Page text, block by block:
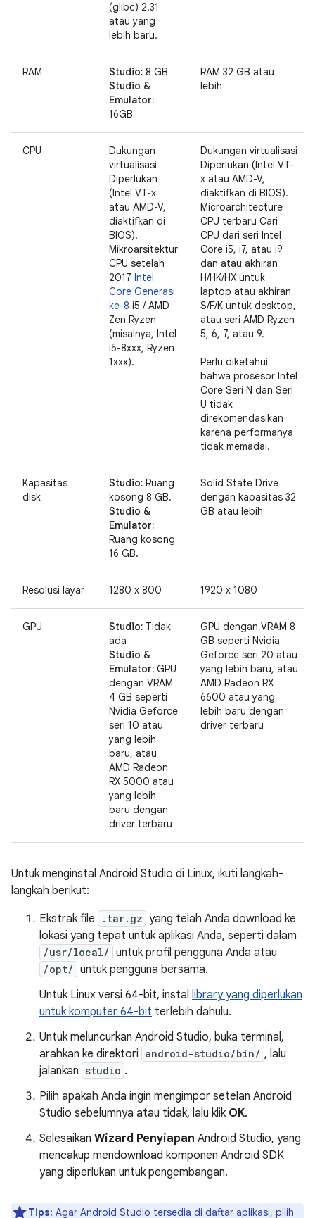
(glibc) 2.31
atau yang
lebih baru.
RAM Studio: 8 GB
Studio &
Emulator:
16GB
RAM 32 GB atau
lebih
CPU
Dukungan
virtualisasi
Diperlukan
(Intel VT-x
atau AMD-V,
diaktifkan di
BIOS).
Mikroarsitektur
CPU setelah
2017 Intel
Core Generasi
ke-8 i5 / AMD
Zen Ryzen
(misalnya, Intel
i5-8xxx, Ryzen
1xxx).
Dukungan virtualisasi
Diperlukan (Intel VT-
x atau AMD-V,
diaktifkan di BIOS).
Microarchitecture
CPU terbaru Cari
CPU dari seri Intel
Core i5, i7, atau i9
dan atau akhiran
H/HK/HX untuk
laptop atau akhiran
S/F/K untuk desktop,
atau seri AMD Ryzen
5, 6, 7, atau 9.
Perlu diketahui
bahwa prosesor Intel
Core Seri N dan Seri
U tidak
direkomendasikan
karena performanya
tidak memadai.
Kapasitas
disk
Studio: Ruang
kosong 8 GB.
Studio &
Emulator:
Ruang kosong
16 GB.
Solid State Drive
dengan kapasitas 32
GB atau lebih
Resolusi layar 1280 x 800 1920 x 1080
GPU Studio: Tidak
ada
Studio &
Emulator: GPU
dengan VRAM
4 GB seperti
Nvidia Geforce
seri 10 atau
yang lebih
baru, atau
AMD Radeon
RX 5000 atau
yang lebih
baru dengan
driver terbaru
GPU dengan VRAM 8
GB seperti Nvidia
Geforce seri 20 atau
yang lebih baru, atau
AMD Radeon RX
6600 atau yang
lebih baru dengan
driver terbaru
Untuk menginstal Android Studio di Linux, ikuti langkah-
langkah berikut:
Ekstrak file
.tar.gz yang telah Anda download ke
lokasi yang tepat untuk aplikasi Anda, seperti dalam
/usr/local/ untuk profil pengguna Anda atau
/opt/ untuk pengguna bersama.
Untuk Linux versi 64-bit, instal library yang diperlukan
untuk komputer 64-bit terlebih dahulu.
Untuk meluncurkan Android Studio, buka terminal,
arahkan ke direktori android-studio/bin/ , lalu
jalankan studio .
Pilih apakah Anda ingin mengimpor setelan Android
Studio sebelumnya atau tidak, lalu klik OK.
Selesaikan Wizard Penyiapan Android Studio, yang
mencakup mendownload komponen Android SDK
yang diperlukan untuk pengembangan.
Tips: Agar Android Studio tersedia di daftar aplikasi, pilih